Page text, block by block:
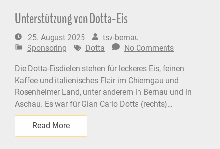
Unterstützung von Dotta-Eis
25. August 2025
tsv-bernau
Sponsoring
Dotta No Comments
Die Dotta-Eisdielen stehen für leckeres Eis, feinen
Kaffee und italienisches Flair im Chiemgau und
Rosenheimer Land, unter anderem in Bernau und in
Aschau. Es war für Gian Carlo Dotta (rechts)…
Read More